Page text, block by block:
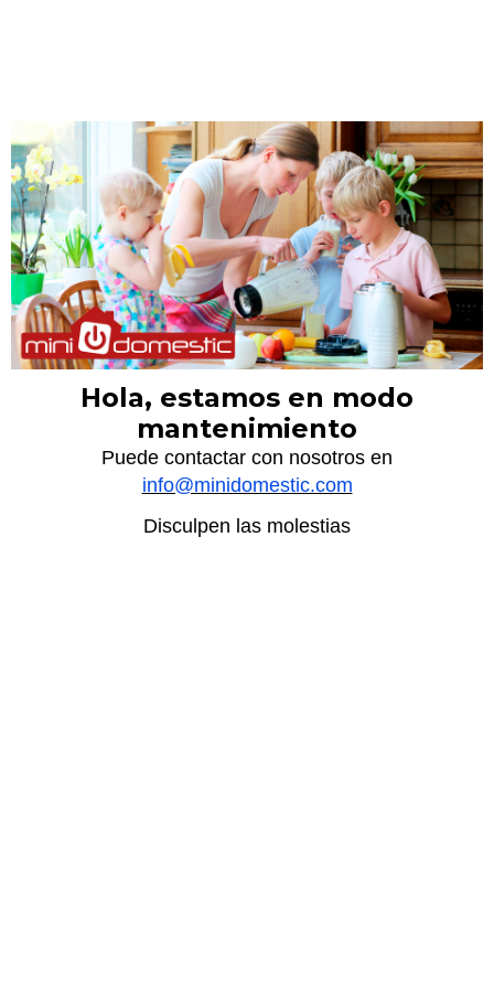
Hola, estamos en modo
mantenimiento
Puede contactar con nosotros en
info@minidomestic.com
Disculpen las molestias